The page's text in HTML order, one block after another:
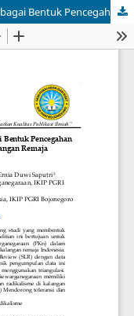
Upaya Pendidikan Kewarganegaraan sebagai Bentuk Pencegahan Ekstremisme dan Radikalisme di Kalangan Remaja